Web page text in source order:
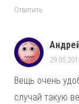
Ответить
Вещь очень
случай такую